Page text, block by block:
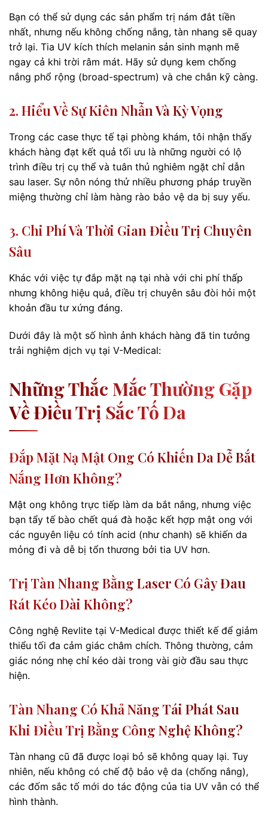
Bạn có thể sử dụng các sản phẩm trị nám đắt tiền
nhất, nhưng nếu không chống nắng, tàn nhang sẽ quay
trở lại. Tia UV kích thích melanin sản sinh mạnh mẽ
ngay cả khi trời râm mát. Hãy sử dụng kem chống
nắng phổ rộng (broad-spectrum) và che chắn kỹ càng.
2. Hiểu Về Sự Kiên Nhẫn Và Kỳ Vọng
Trong các case thực tế tại phòng khám, tôi nhận thấy
khách hàng đạt kết quả tối ưu là những người có lộ
trình điều trị cụ thể và tuân thủ nghiêm ngặt chỉ dẫn
sau laser. Sự nôn nóng thử nhiều phương pháp truyền
miệng thường chỉ làm hàng rào bảo vệ da bị suy yếu.
3. Chi Phí Và Thời Gian Điều Trị Chuyên
Sâu
Khác với việc tự đắp mặt nạ tại nhà với chi phí thấp
nhưng không hiệu quả, điều trị chuyên sâu đòi hỏi một
khoản đầu tư xứng đáng.
Dưới đây là một số hình ảnh khách hàng đã tin tưởng
trải nghiệm dịch vụ tại V-Medical:
Những Thắc Mắc Thường Gặp
Về Điều Trị Sắc Tố Da
Đắp Mặt Nạ Mật Ong Có Khiến Da Dễ Bắt
Nắng Hơn Không?
Mật ong không trực tiếp làm da bắt nắng, nhưng việc
bạn tẩy tế bào chết quá đà hoặc kết hợp mật ong với
các nguyên liệu có tính acid (như chanh) sẽ khiến da
mỏng đi và dễ bị tổn thương bởi tia UV hơn.
Trị Tàn Nhang Bằng Laser Có Gây Đau
Rát Kéo Dài Không?
Công nghệ Revlite tại V-Medical được thiết kế để giảm
thiểu tối đa cảm giác châm chích. Thông thường, cảm
giác nóng nhẹ chỉ kéo dài trong vài giờ đầu sau thực
hiện.
Tàn Nhang Có Khả Năng Tái Phát Sau
Khi Điều Trị Bằng Công Nghệ Không?
Tàn nhang cũ đã được loại bỏ sẽ không quay lại. Tuy
nhiên, nếu không có chế độ bảo vệ da (chống nắng),
các đốm sắc tố mới do tác động của tia UV vẫn có thể
hình thành.